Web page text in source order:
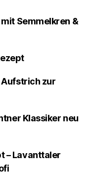
Semmelkren &
Aufstrich zur
Klassiker neu
– Lavanttaler